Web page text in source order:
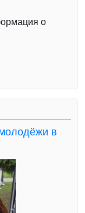
о
в